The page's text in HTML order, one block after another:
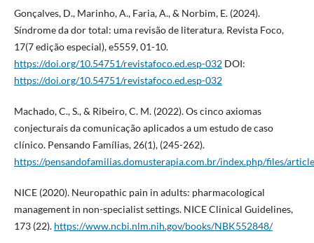
Gonçalves, D., Marinho, A., Faria, A., & Norbim, E. (2024).
Síndrome da dor total: uma revisão de literatura. Revista Foco,
17(7 edição especial), e5559, 01-10.
https://doi.org/10.54751/revistafoco.ed.esp-032DOI:
https://doi.org/10.54751/revistafoco.ed.esp-032
Machado, C., S., & Ribeiro, C. M. (2022). Os cinco axiomas
conjecturais da comunicação aplicados a um estudo de caso
clínico. Pensando Famílias, 26(1), (245-262).
https://pensandofamilias.domusterapia.com.br/index.php/files/
NICE (2020). Neuropathic pain in adults: pharmacological
management in non-specialist settings. NICE Clinical Guidelines,
173 (22). https://www.ncbi.nlm.nih.gov/books/NBK552848/